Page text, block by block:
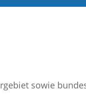
sowie